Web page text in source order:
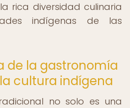
rica diversidad culinaria
indígenas de las
de la gastronomía
cultura indígena
no solo es una